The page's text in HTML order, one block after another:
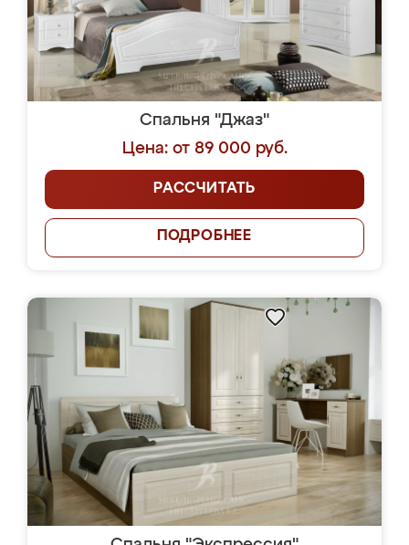
Спальня "Джаз"
Цена: от 89 000 руб.
РАССЧИТАТЬ
ПОДРОБНЕЕ